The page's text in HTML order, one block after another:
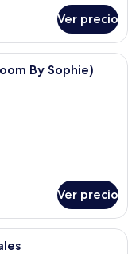
Ver precio
de hotel con cama,
By Sophie)
Ver precio
de hotel con una